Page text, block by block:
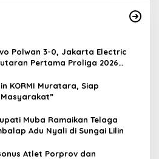
Polwan 3-0, Jakarta Electric
Pertama Proliga 2026
KORMI Muratara, Siap
Muba Ramaikan Telaga
Adu Nyali di Sungai Lilin
Atlet Porprov dan